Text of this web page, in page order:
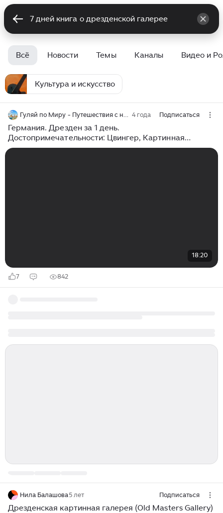
Всё Новости Темы Каналы Видео и
Культура и искусство
Гуляй по Миру - Путешествия с нами 4 года Подписаться
Германия. Дрезден за 1 день.
Достопримечательности: Цвингер, Картинная
галерея, Церковь Фрауэнкирхе
18:20
7 842
Нила Балашова5 лет Подписаться
Дрезденская картинная галерея (Old Masters Gallery)